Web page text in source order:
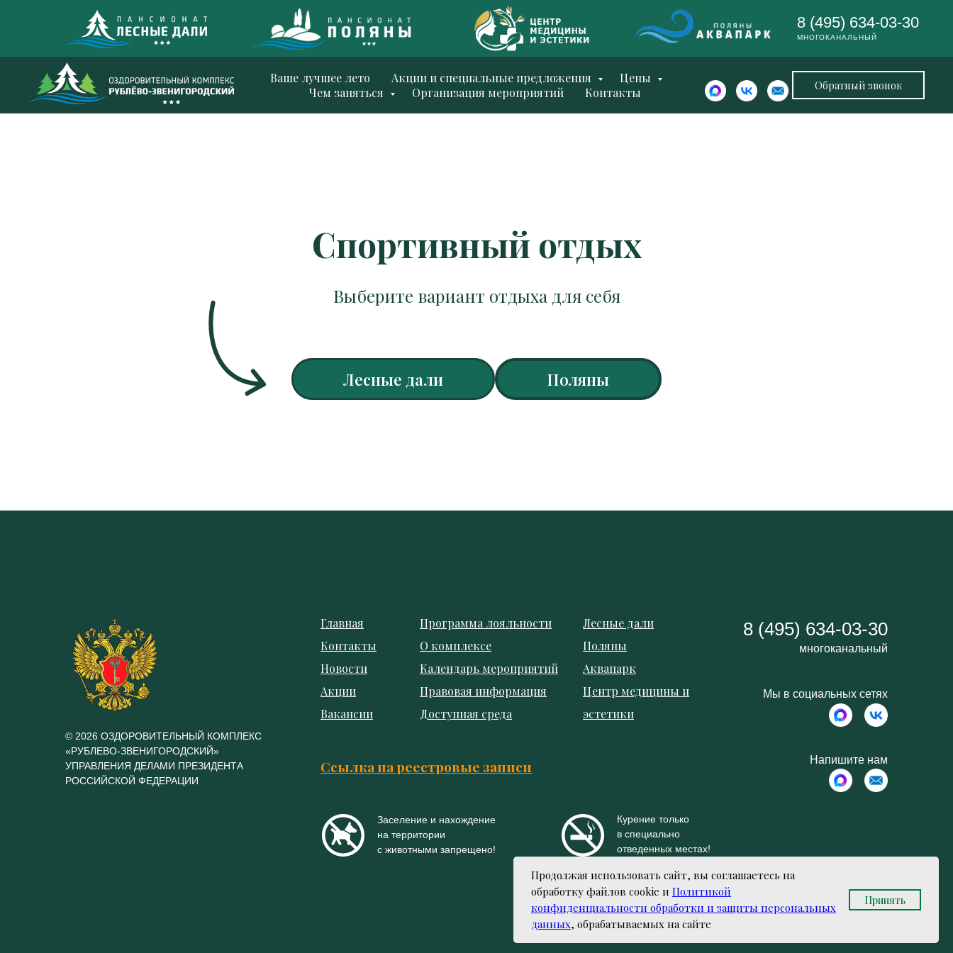
8 (495) 634-03-30
МНОГОКАНАЛЬНЫЙ
Ваше лучшее лето Акции и специальные предложения
Цены
Чем заняться
Организация мероприятий Контакты Обратный звонок
Продолжая использовать сайт, вы соглашаетесь на
обработку файлов cookie и Политикой
конфиденциальности обработки и защиты персональных
данных, обрабатываемых на сайте
Принять
Спортивный отдых
Выберите вариант отдыха для себя
Лесные дали Поляны
Курение только
в специально
отведенных местах!
Заселение и нахождение
на территории
с животными запрещено!
© 2026 ОЗДОРОВИТЕЛЬНЫЙ КОМПЛЕКС
«РУБЛЕВО-ЗВЕНИГОРОДСКИЙ»
УПРАВЛЕНИЯ ДЕЛАМИ ПРЕЗИДЕНТА
РОССИЙСКОЙ ФЕДЕРАЦИИ
многоканальный
8 (495) 634-03-30
Лесные дали
Поляны
Аквапарк
Центр медицины и
эстетики
Программа лояльности
О комплексе
Календарь мероприятий
Правовая информация
Доступная среда
Главная
Контакты
Новости
Акции
Вакансии
Ссылка на реестровые записи Напишите нам
Мы в социальных сетях
м